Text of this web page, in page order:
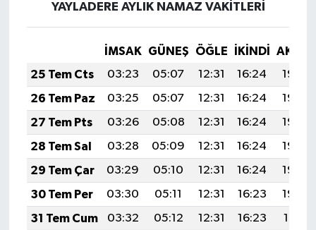
YAYLADERE AYLIK NAMAZ VAKITLERI
İMSAK GÜNEŞ ÖĞLE İKINDI
25 Tem Cts
03:23 05:07 12:31 16:24
19:46
26 Tem Paz
03:25 05:07 12:31 16:24
19:45
27 Tem Pts
03:26 05:08 12:31 16:24
19:44
28 Tem Sal
03:28 05:09 12:31 16:24
19:43
29 Tem Çar
03:29 05:10 12:31 16:24
19:43
30 Tem Per
03:30 05:11 12:31 16:23
19:42
31 Tem Cum
03:32 05:12 12:31 16:23
19:41